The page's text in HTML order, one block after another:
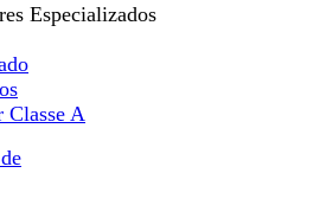
Especializados
Classe A